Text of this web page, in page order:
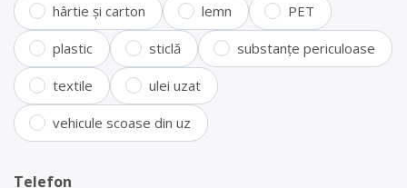
hârtie și carton lemn PET
plastic sticlă substanțe periculoase
textile ulei uzat
vehicule scoase din uz
Telefon